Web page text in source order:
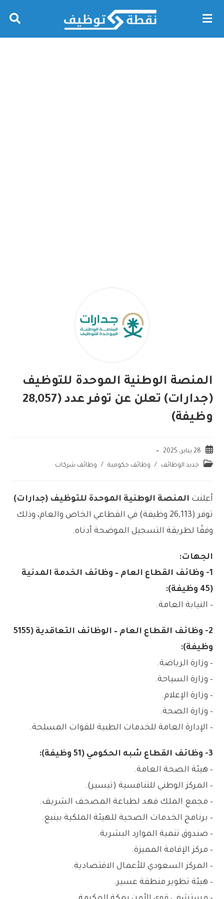
المنصة الوطنية الموحدة للتوظيف
(جدارات) تعلن عن توفر عدد (28,057
وظيفة)
28 يناير، 2025
جديد الوظائف
/ وظائف حكومية / وظائف شركات
أعلنت المنصة الوطنية الموحدة للتوظيف (جدارات)
توفر (26,113 وظيفة) في القطاعي الخاص والعام، وذلك
وفقًا لطريقة التسجيل الموضحة أدناه.
الجهات:
1- وظائف القطاع العام – وظائف الخدمة المدنية
(45 وظيفة):
– النيابة العامة.
2- وظائف القطاع العام – الوظائف التعاقدية (5155
وظيفة):
– وزارة الرياضة.
– وزارة السياحة.
– وزارة الإعلام.
– وزارة الصحة.
– الإدارة العامة للخدمات الطبية للقوات المسلحة.
3- وظائف القطاع شبه الحكومي (51 وظيفة):
– هيئة الصحة العامة.
– المركز الوطني للتنافسية (تيسير).
– مجمع الملك فهد لطباعة المصحف الشريف.
– برنامج الخدمات الصحية للهيئة الملكية بينبع.
– صندوق تنمية الموارد البشرية.
– مركز الإقامة المميزة.
– المركز السعودي للأعمال الاقتصادية.
– هيئة تطوير منطقة عسير.